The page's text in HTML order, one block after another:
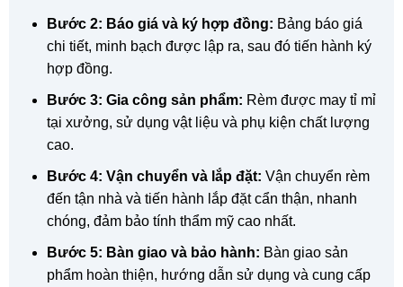
Bước 2: Báo giá và ký hợp đồng: Bảng báo giá
chi tiết, minh bạch được lập ra, sau đó tiến hành ký
hợp đồng.
Bước 3: Gia công sản phẩm: Rèm được may tỉ mỉ
tại xưởng, sử dụng vật liệu và phụ kiện chất lượng
cao.
Bước 4: Vận chuyển và lắp đặt: Vận chuyển rèm
đến tận nhà và tiến hành lắp đặt cẩn thận, nhanh
chóng, đảm bảo tính thẩm mỹ cao nhất.
Bước 5: Bàn giao và bảo hành: Bàn giao sản
phẩm hoàn thiện, hướng dẫn sử dụng và cung cấp